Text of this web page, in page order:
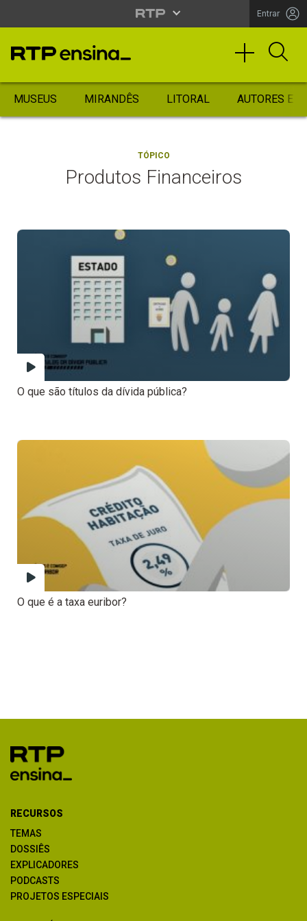
Entrar
MUSEUS MIRANDÊS LITORAL AUTORES
TÓPICO
Produtos Financeiros
O que são títulos da dívida pública?
O que é a taxa euribor?
RECURSOS
TEMAS
DOSSIÊS
EXPLICADORES
PODCASTS
PROJETOS ESPECIAIS